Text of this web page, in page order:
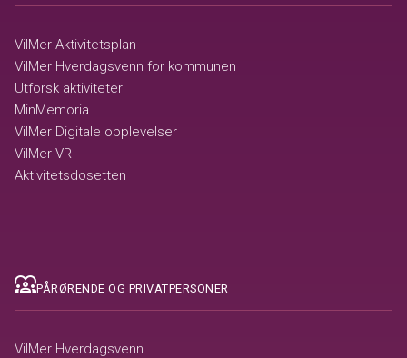
VilMer Aktivitetsplan
VilMer Hverdagsvenn for kommunen
Utforsk aktiviteter
MinMemoria
VilMer Digitale opplevelser
VilMer VR
Aktivitetsdosetten
diversity_1PÅRØRENDE OG PRIVATPERSONER
VilMer Hverdagsvenn